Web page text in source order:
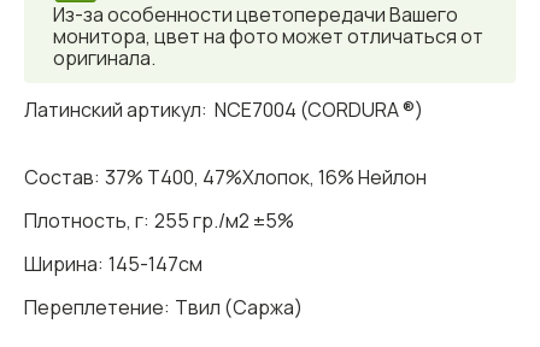
Из-за особенности цветопередачи Вашего
монитора, цвет на фото может отличаться от
оригинала.
Латинский артикул: NCE7004 (CORDURA ®)
Состав: 37% T400, 47%Хлопок, 16% Нейлон
Плотность, г: 255 гр./м2 ±5%
Ширина: 145-147см
Переплетение: Твил (Саржа)